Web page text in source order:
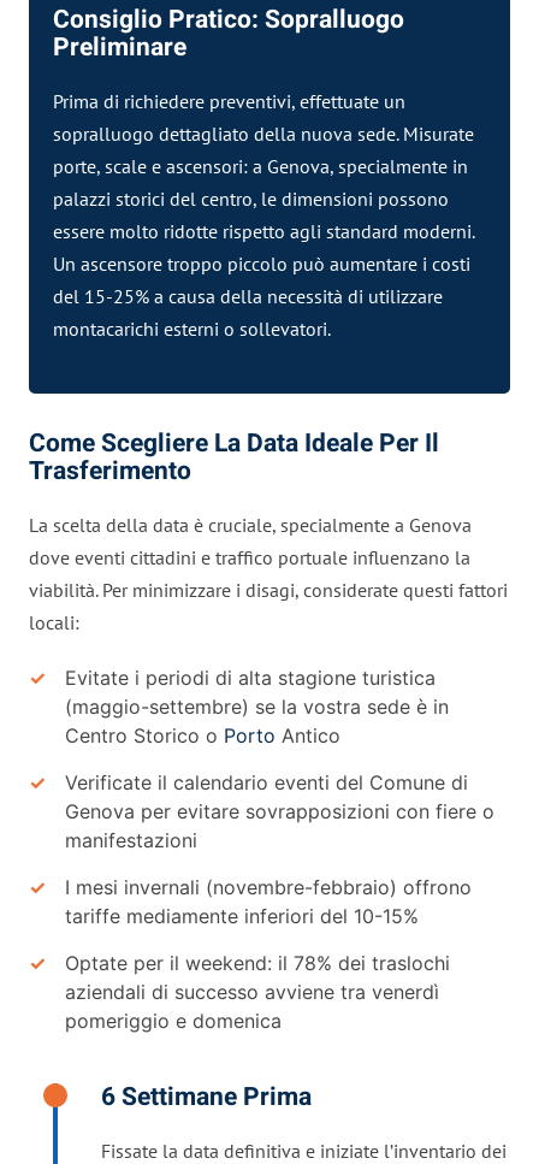
Consiglio Pratico: Sopralluogo
Preliminare
Prima di richiedere preventivi, effettuate un
sopralluogo dettagliato della nuova sede. Misurate
porte, scale e ascensori: a Genova, specialmente in
palazzi storici del centro, le dimensioni possono
essere molto ridotte rispetto agli standard moderni.
Un ascensore troppo piccolo può aumentare i costi
del 15-25% a causa della necessità di utilizzare
montacarichi esterni o sollevatori.
Come Scegliere La Data Ideale Per Il
Trasferimento
La scelta della data è cruciale, specialmente a Genova
dove eventi cittadini e traffico portuale influenzano la
viabilità. Per minimizzare i disagi, considerate questi fattori
locali:
Evitate i periodi di alta stagione turistica
(maggio-settembre) se la vostra sede è in
Centro Storico o Porto Antico
Verificate il calendario eventi del Comune di
Genova per evitare sovrapposizioni con fiere o
manifestazioni
I mesi invernali (novembre-febbraio) offrono
tariffe mediamente inferiori del 10-15%
Optate per il weekend: il 78% dei traslochi
aziendali di successo avviene tra venerdì
pomeriggio e domenica
6 Settimane Prima
Fissate la data definitiva e iniziate l’inventario dei